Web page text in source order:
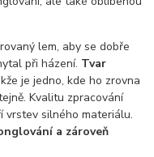
lem, aby se dobře
při házení. Tvar
je jedno, kde ho zrovna
Kvalitu zpracování
vrstev silného materiálu.
a zároveň